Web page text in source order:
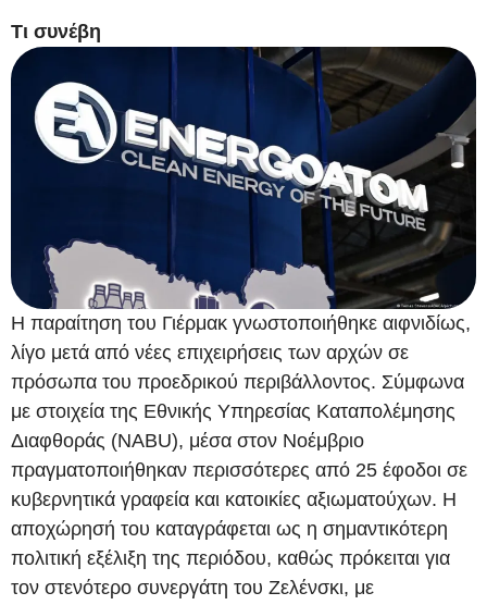
Τι συνέβη
Η παραίτηση του Γιέρμακ γνωστοποιήθηκε αιφνιδίως,
λίγο μετά από νέες επιχειρήσεις των αρχών σε
πρόσωπα του προεδρικού περιβάλλοντος. Σύμφωνα
με στοιχεία της Εθνικής Υπηρεσίας Καταπολέμησης
Διαφθοράς (NABU), μέσα στον Νοέμβριο
πραγματοποιήθηκαν περισσότερες από 25 έφοδοι σε
κυβερνητικά γραφεία και κατοικίες αξιωματούχων. Η
αποχώρησή του καταγράφεται ως η σημαντικότερη
πολιτική εξέλιξη της περιόδου, καθώς πρόκειται για
τον στενότερο συνεργάτη του Ζελένσκι, με